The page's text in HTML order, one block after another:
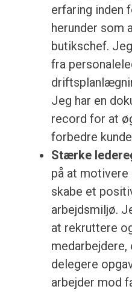
erfaring inden
herunder som
butikschef.
fra
Jeg har en
record for at
forbedre
Stærke
på at
skabe et
arbejdsmiljø.
at rekruttere
delegere
arbejder mod